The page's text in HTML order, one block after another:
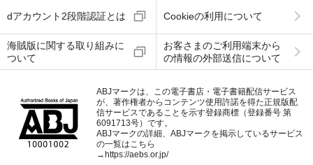
dアカウント2段階認証とは Cookieの利用について
海賊版に関する取り組みに
ついて
お客さまのご利用端末から
の情報の外部送信について
ABJマークは、この電子書店・電子書籍配信サービス
が、著作権者からコンテンツ使用許諾を得た正規版配
信サービスであることを示す登録商標（登録番号 第
6091713号）です。
ABJマークの詳細、ABJマークを掲示しているサービス
の一覧はこちら
→https://aebs.or.jp/